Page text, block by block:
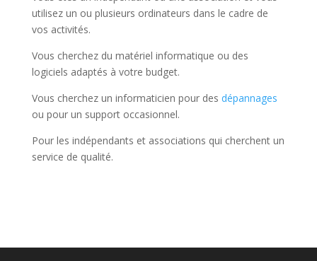
utilisez un ou plusieurs ordinateurs dans le cadre de
vos activités.
Vous cherchez du matériel informatique ou des
logiciels adaptés à votre budget.
Vous cherchez un informaticien pour des dépannages
ou pour un support occasionnel.
Pour les indépendants et associations qui cherchent un
service de qualité.